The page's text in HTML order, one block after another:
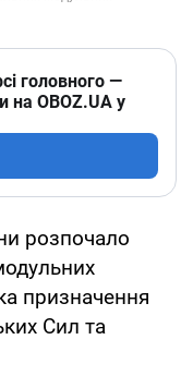
головного —
на OBOZ.UA у
розпочало
призначення
Сил та